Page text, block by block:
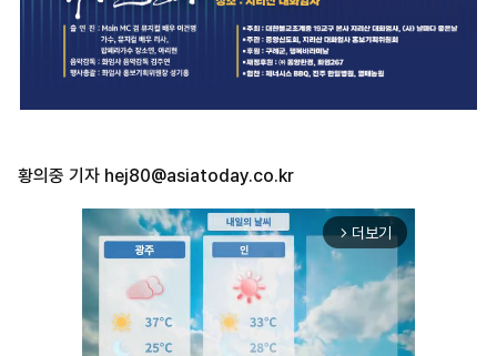
황의중 기자 hej80@asiatoday.co.kr
arrow_forward_ios 더보기